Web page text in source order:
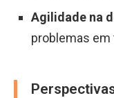
Agilidade na
problemas em